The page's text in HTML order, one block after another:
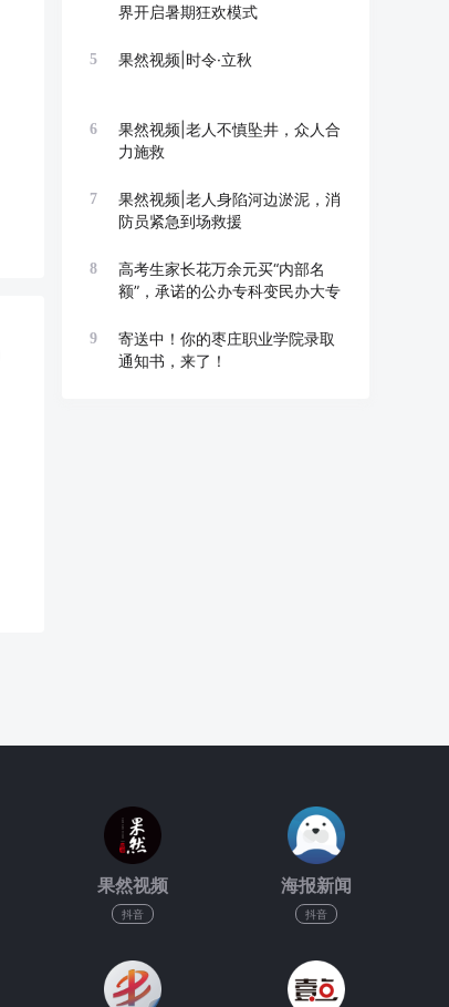
界开启暑期狂欢模式
5 果然视频|时令·立秋
6
果然视频|老人不慎坠井，众人合
力施救
7
果然视频|老人身陷河边淤泥，消
防员紧急到场救援
8
高考生家长花万余元买“内部名
额”，承诺的公办专科变民办大专
9
寄送中！你的枣庄职业学院录取
通知书，来了！
果然视频
抖音
海报新闻
抖音